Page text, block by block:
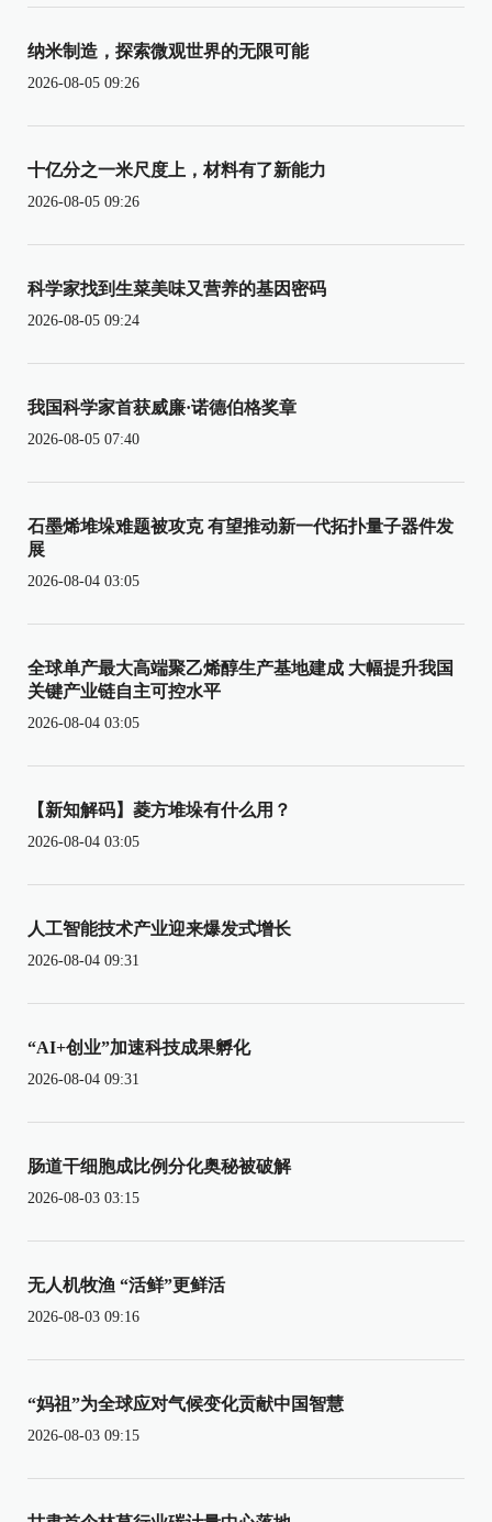
纳米制造，探索微观世界的无限可能
2026-08-05 09:26
十亿分之一米尺度上，材料有了新能力
2026-08-05 09:26
科学家找到生菜美味又营养的基因密码
2026-08-05 09:24
我国科学家首获威廉·诺德伯格奖章
2026-08-05 07:40
石墨烯堆垛难题被攻克 有望推动新一代拓扑量子器件发
展
2026-08-04 03:05
全球单产最大高端聚乙烯醇生产基地建成 大幅提升我国
关键产业链自主可控水平
2026-08-04 03:05
【新知解码】菱方堆垛有什么用？
2026-08-04 03:05
人工智能技术产业迎来爆发式增长
2026-08-04 09:31
“AI+创业”加速科技成果孵化
2026-08-04 09:31
肠道干细胞成比例分化奥秘被破解
2026-08-03 03:15
无人机牧渔 “活鲜”更鲜活
2026-08-03 09:16
“妈祖”为全球应对气候变化贡献中国智慧
2026-08-03 09:15